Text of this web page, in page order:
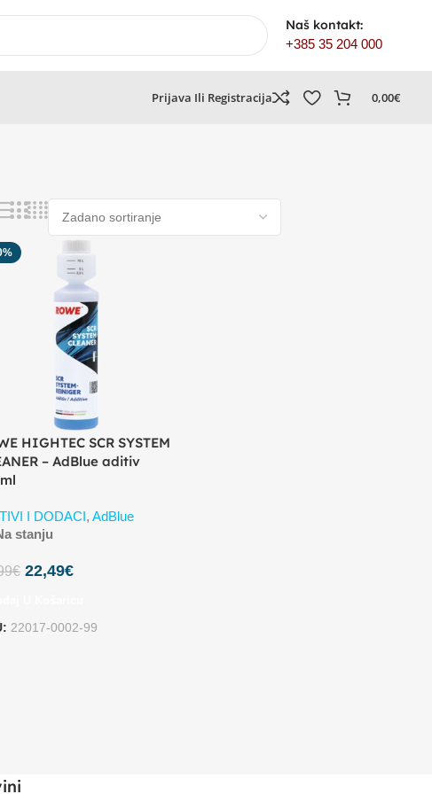
Naš kontakt:
+385 35 204 000
Prijava Ili Registracija 0,00€
HIGHTEC SCR SYSTEM
– AdBlue aditiv
I DODACI,AdBlue
stanju
€ 22,49€
22017-0002-99